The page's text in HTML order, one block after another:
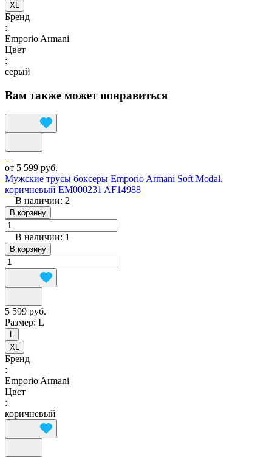
XL
Бренд
:
Emporio Armani
Цвет
:
серый
Вам также может понравиться
от 5 599 руб.
Мужские трусы боксеры Emporio Armani Soft Modal,
коричневый EM000231 AF14988
В наличии: 2
В корзину
В наличии: 1
В корзину
5 599 руб.
Размер: L
XL
Бренд
:
Emporio Armani
Цвет
:
коричневый